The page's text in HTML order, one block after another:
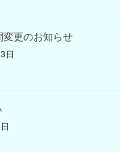
更のお知らせ
日